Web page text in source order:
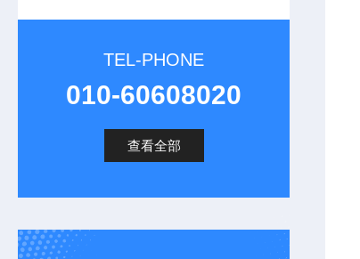
TEL-PHONE
010-60608020
查看全部